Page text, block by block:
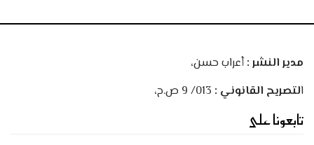
مدير النشر :أعراب حسن،
التصريح القانوني :
تابعونا على